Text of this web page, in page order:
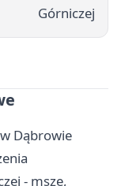
Górniczej
Dąbrowie
- msze,